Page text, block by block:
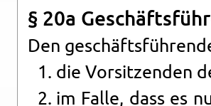
§ 20a
Den
die Vor­sitzen­den
im Falle, dass es